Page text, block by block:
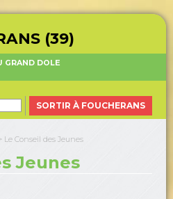
(39)
GRAND DOLE
SORTIR À FOUCHERANS
Le Conseil des Jeunes
Jeunes